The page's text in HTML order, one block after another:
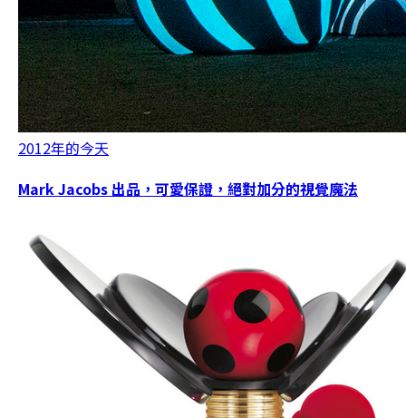
2012年的今天
Mark Jacobs 出品，可愛保證，絕對加分的視覺魔法